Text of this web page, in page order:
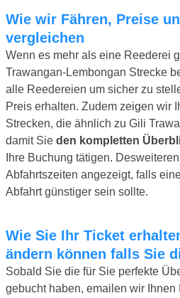
Wie wir Fähren, Preise und Abfahrtszeiten
vergleichen
Wenn es mehr als eine Reederei
Trawangan-Lembongan Strecke
alle Reedereien um sicher zu
Preis erhalten. Zudem zeigen wir
Strecken, die ähnlich zu Gili
damit Sie den kompletten
Ihre Buchung tätigen.
Abfahrtszeiten angezeigt, falls
Abfahrt günstiger sein sollte.
Wie Sie Ihr Ticket erhalten und wie Sie etwas
ändern können falls Sie
Sobald Sie die für Sie perfekte
gebucht haben, emailen wir